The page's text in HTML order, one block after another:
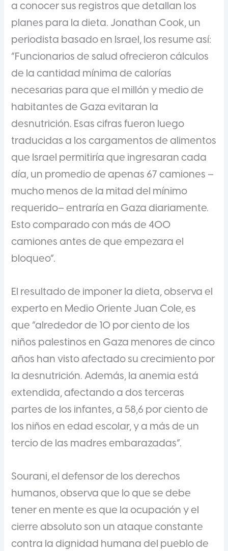
a conocer sus registros que detallan los
planes para la dieta. Jonathan Cook, un
periodista basado en Israel, los resume así:
“Funcionarios de salud ofrecieron cálculos
de la cantidad mínima de calorías
necesarias para que el millón y medio de
habitantes de Gaza evitaran la
desnutrición. Esas cifras fueron luego
traducidas a los cargamentos de alimentos
que Israel permitiría que ingresaran cada
día, un promedio de apenas 67 camiones –
mucho menos de la mitad del mínimo
requerido– entraría en Gaza diariamente.
Esto comparado con más de 400
camiones antes de que empezara el
bloqueo”.
El resultado de imponer la dieta, observa el
experto en Medio Oriente Juan Cole, es
que “alrededor de 10 por ciento de los
niños palestinos en Gaza menores de cinco
años han visto afectado su crecimiento por
la desnutrición. Además, la anemia está
extendida, afectando a dos terceras
partes de los infantes, a 58,6 por ciento de
los niños en edad escolar, y a más de un
tercio de las madres embarazadas”.
Sourani, el defensor de los derechos
humanos, observa que lo que se debe
tener en mente es que la ocupación y el
cierre absoluto son un ataque constante
contra la dignidad humana del pueblo de